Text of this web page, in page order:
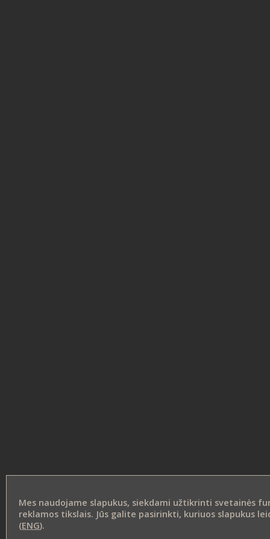
Mes naudojame slapukus, siekdami užtikrinti svetainės
reklamos tikslais. Jūs galite pasirinkti, kuriuos slapukus
(ENG).